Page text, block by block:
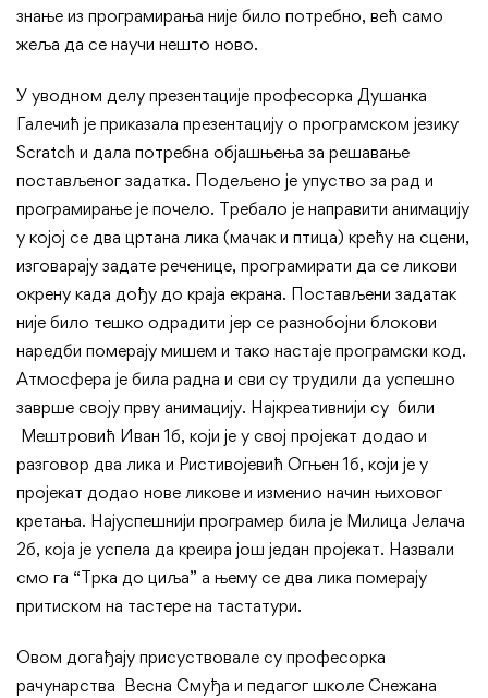
знање из програмирања није било потребно, већ само
жеља да се научи нешто ново.
У уводном делу презентације професорка Душанка
Галечић је приказала презентацију о програмском језику
Scratch и дала потребна објашњења за решавање
постављеног задатка. Подељено је упуство за рад и
програмирање је почело. Требало је направити анимацију
у којој се два цртана лика (мачак и птица) крећу на сцени,
изговарају задате реченице, програмирати да се ликови
окрену када дођу до краја екрана. Постављени задатак
није било тешко одрадити јер се разнобојни блокови
наредби померају мишем и тако настаје програмски код.
Атмосфера је била радна и сви су трудили да успешно
заврше своју прву анимацију. Најкреативнији су били
Мештровић Иван 1б, који је у свој пројекат додао и
разговор два лика и Ристивојевић Огњен 1б, који је у
пројекат додао нове ликове и изменио начин њиховог
кретања. Најуспешнији програмер била је Милица Јелача
2б, која је успела да креира још један пројекат. Назвали
смо га “Трка до циља” a њему се два лика померају
притиском на тастере на тастатури.
Овом догађају присуствовале су професорка
рачунарства Весна Смуђа и педагог школе Снежана